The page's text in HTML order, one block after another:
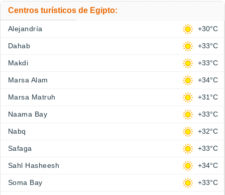
Centros turísticos de Egipto:
Alejandría +30°C
Dahab +33°C
Makdi +33°C
Marsa Alam +34°C
Marsa Matruh +31°C
Naama Bay +33°C
Nabq +32°C
Safaga +33°C
Sahl Hasheesh +34°C
Soma Bay +33°C